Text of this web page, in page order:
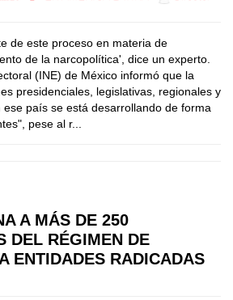
de este proceso en materia de
de la narcopolítica', dice un experto.
(INE) de México informó que la
presidenciales, legislativas, regionales y
ese país se está desarrollando de forma
pese al r...
A MÁS DE 250
DEL RÉGIMEN DE
ENTIDADES RADICADAS